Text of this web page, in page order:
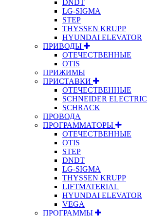
DNDT
LG-SIGMA
STEP
THYSSEN KRUPP
HYUNDAI ELEVATOR
ПРИВОДЫ
ОТЕЧЕСТВЕННЫЕ
OTIS
ПРИЖИМЫ
ПРИСТАВКИ
ОТЕЧЕСТВЕННЫЕ
SCHNEIDER ELECTRIC
SCHRACK
ПРОВОДА
ПРОГРАММАТОРЫ
ОТЕЧЕСТВЕННЫЕ
OTIS
STEP
DNDT
LG-SIGMA
THYSSEN KRUPP
LIFTMATERIAL
HYUNDAI ELEVATOR
VEGA
ПРОГРАММЫ